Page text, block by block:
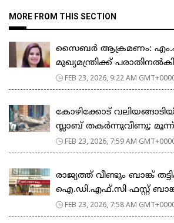
MORE FROM THIS SECTION
സൈബർ ആക്രമണം:
മുഖ്യമന്ത്രിക്ക് പരാതിനൽകി
FEB 23, 2026, 9:22 AM
കോഴിക്കോട്
സ്ലാബ് തകർന്നുവീണു;
FEB 23, 2026, 7:59 AM
രാജ്യത്ത് വീണ്ടും ബാങ്ക്
ഐ.ഡി.എഫ്.സി ഫസ്റ്റ്
FEB 23, 2026, 7:58 AM